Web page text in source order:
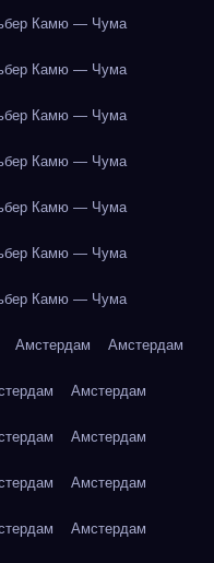
Камю — Чума
Камю — Чума
Камю — Чума
Камю — Чума
Камю — Чума
Камю — Чума
Камю — Чума
Амстердам Амстердам
Амстердам
Амстердам
Амстердам
Амстердам